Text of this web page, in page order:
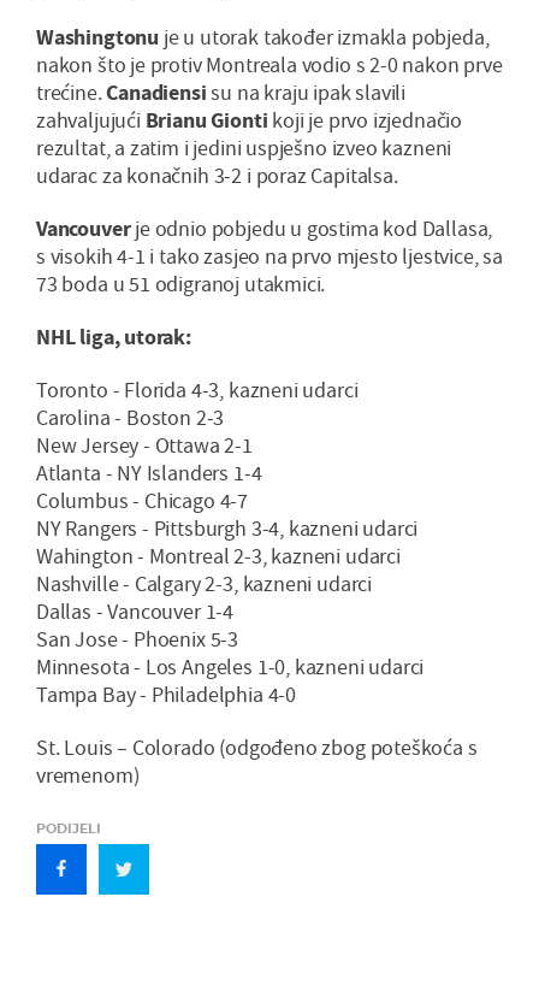
Washingtonu je u utorak također izmakla pobjeda,
nakon što je protiv Montreala vodio s 2-0 nakon prve
trećine.Canadiensisu na kraju ipak slavili
zahvaljujući Brianu Gionti koji je prvo izjednačio
rezultat, a zatim i jedini uspješno izveo kazneni
udarac za konačnih 3-2 i poraz Capitalsa.
Vancouverje odnio pobjedu u gostima kod Dallasa,
s visokih 4-1 i tako zasjeo na prvo mjesto ljestvice, sa
73 boda u 51 odigranoj utakmici.
NHL liga, utorak:
Toronto - Florida 4-3, kazneni udarci
Carolina - Boston 2-3
New Jersey - Ottawa 2-1
Atlanta - NY Islanders 1-4
Columbus - Chicago 4-7
NY Rangers - Pittsburgh 3-4, kazneni udarci
Wahington - Montreal 2-3, kazneni udarci
Nashville - Calgary 2-3, kazneni udarci
Dallas - Vancouver 1-4
San Jose - Phoenix 5-3
Minnesota - Los Angeles 1-0, kazneni udarci
Tampa Bay - Philadelphia 4-0
St. Louis – Colorado (odgođeno zbog poteškoća s
vremenom)
PODIJELI